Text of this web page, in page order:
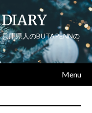
庫県人のBUTAPENNの
Menu